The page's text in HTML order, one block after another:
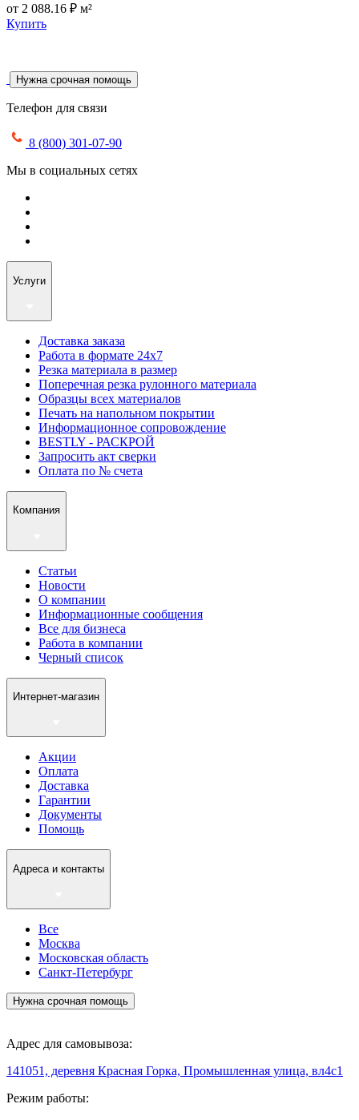
от 2 088.16 ₽ м²
Купить
Нужна срочная помощь
Телефон для связи
8 (800) 301-07-90
Мы в социальных сетях
Услуги
Доставка заказа
Работа в формате 24х7
Резка материала в размер
Поперечная резка рулонного материала
Образцы всех материалов
Печать на напольном покрытии
Информационное сопровождение
BESTLY - РАСКРОЙ
Запросить акт сверки
Оплата по № счета
Компания
Статьи
Новости
О компании
Информационные сообщения
Все для бизнеса
Работа в компании
Черный список
Интернет-магазин
Акции
Оплата
Доставка
Гарантии
Документы
Помощь
Адреса и контакты
Все
Москва
Московская область
Санкт-Петербург
Нужна срочная помощь
Адрес для самовывоза:
141051, деревня Красная Горка, Промышленная улица, вл4с1
Режим работы: